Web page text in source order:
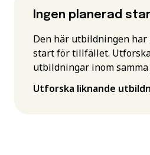
Ingen planerad
Den här utbildningen
start för tillfället.
utbildningar inom samma
Utforska liknande